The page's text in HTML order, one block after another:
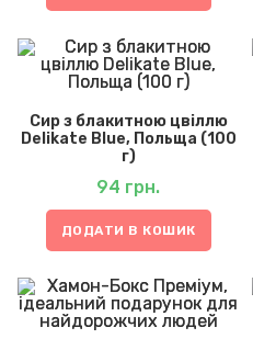
Сир з блакитною цвіллю
Delikate Blue, Польща (100
г)
94 грн.
ДОДАТИ В КОШИК